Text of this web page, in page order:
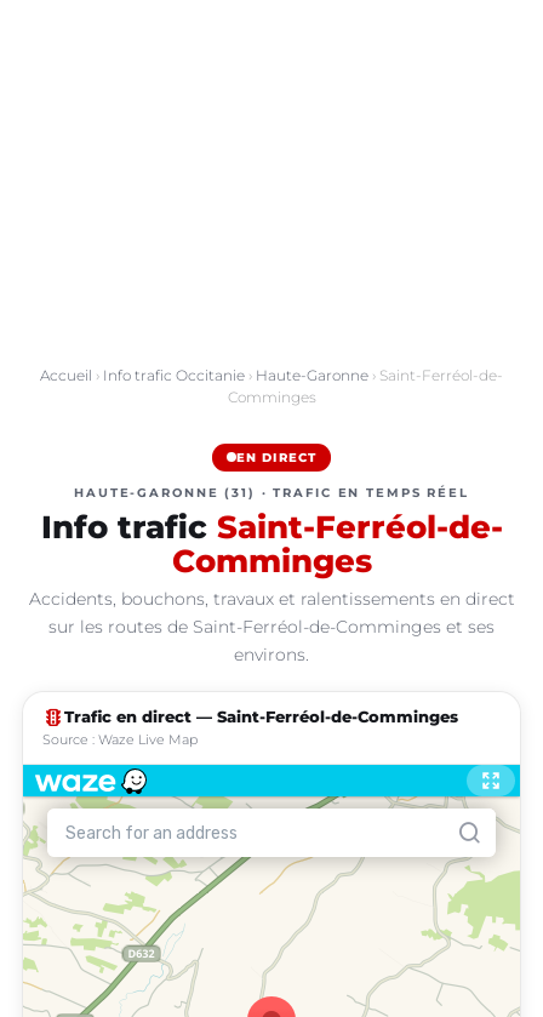
Accueil › Info trafic Occitanie › Haute-Garonne › Saint-Ferréol-de-
Comminges
EN DIRECT
HAUTE-GARONNE (31) · TRAFIC EN TEMPS RÉEL
Info trafic Saint-Ferréol-de-
Comminges
Accidents, bouchons, travaux et ralentissements en direct
sur les routes de Saint-Ferréol-de-Comminges et ses
environs.
traffic Trafic en direct — Saint-Ferréol-de-Comminges
Source : Waze Live Map